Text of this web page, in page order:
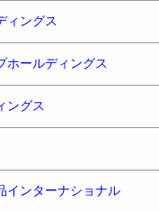
ィングス
ホールディングス
ングス
インターナショナル